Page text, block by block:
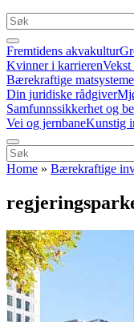
Fremtidens akvakultur
Kvinner i karrieren
Bærekraftige
Din juridiske rådgiver
Samfunnssikkerhet og
Vei og jernbaneKunstig
Home » Bærekraftige